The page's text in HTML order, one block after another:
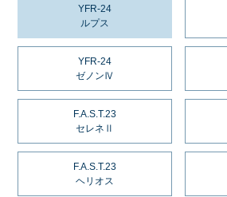
YFR-24
ルプス
YFR-24
ゼノンⅣ
F.A.S.T.23
セレネⅡ
F.A.S.T.23
ヘリオス